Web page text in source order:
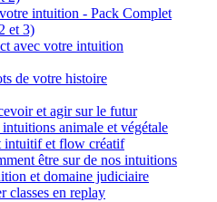
intuition - Pack Complet
et 3)
avec votre intuition
de votre histoire
et agir sur le futur
animale et végétale
intuitif et flow créatif
être sur de nos intuitions
et domaine judiciaire
classes en replay